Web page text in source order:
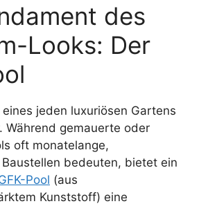
des
Looks: Der
jeden luxuriösen Gartens
Während gemauerte oder
oft monatelange,
bedeuten, bietet ein
Pool (aus
Kunststoff) eine